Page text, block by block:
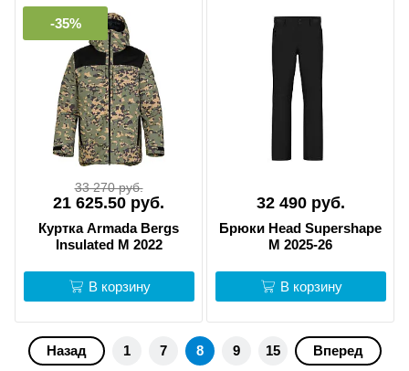
-35%
33 270 руб.
21 625.50 руб.
Куртка Armada Bergs
Insulated M 2022
В корзину
32 490 руб.
Брюки Head Supershape
M 2025-26
В корзину
Назад 1 7 8 9 15 Вперед